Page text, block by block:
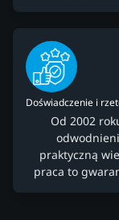
Doświadczenie i
Od 2002
praktyczną
praca to